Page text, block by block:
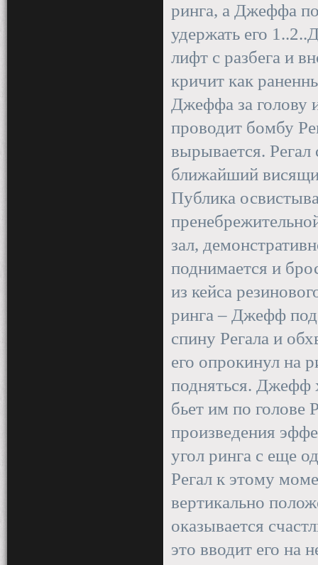
ринга, а Джеффа
удержать его
лифт с разбега и
кричит как
Джеффа за голову
проводит бомбу
вырывается.
ближайший
Публика
зал,
поднимается и
из кейса
ринга – Джефф
спину Регала и
его опрокинул на
подняться. Джефф
бьет им по голове
произведения
угол ринга с еще
Регал к этому
вертикально
оказывается
это вводит его на